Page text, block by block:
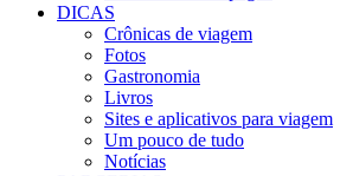
DICAS
Crônicas de viagem
Fotos
Gastronomia
Livros
Sites e aplicativos para viagem
Um pouco de tudo
Notícias